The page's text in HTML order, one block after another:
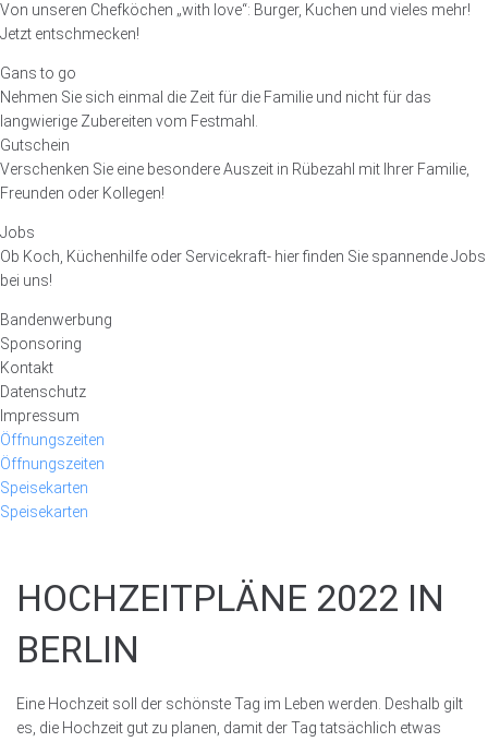
Von unseren Chefköchen „with love“: Burger, Kuchen und vieles mehr!
Jetzt entschmecken!
Gans to go
Nehmen Sie sich einmal die Zeit für die Familie und nicht für das
langwierige Zubereiten vom Festmahl.
Gutschein
Verschenken Sie eine besondere Auszeit in Rübezahl mit Ihrer Familie,
Freunden oder Kollegen!
Jobs
Ob Koch, Küchenhilfe oder Servicekraft- hier finden Sie spannende Jobs
bei uns!
Bandenwerbung
Sponsoring
Kontakt
Datenschutz
Impressum
Öffnungszeiten
Öffnungszeiten
Speisekarten
Speisekarten
HOCHZEITPLÄNE 2022 IN
BERLIN
Eine Hochzeit soll der schönste Tag im Leben werden. Deshalb gilt
es, die Hochzeit gut zu planen, damit der Tag tatsächlich etwas